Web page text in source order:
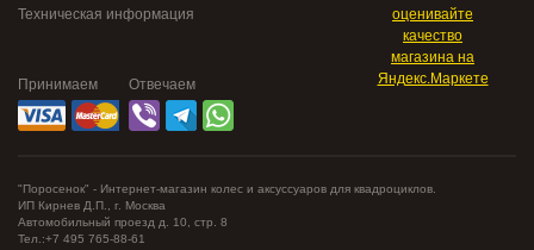
Техническая информация
Принимаем Отвечаем
"Поросенок" - Интернет-магазин колес и аксуссуаров для квадроциклов.
ИП Кирнев Д.П., г. Москва
Автомобильный проезд д. 10, стр. 8
Тел.:+7 495 765-88-61